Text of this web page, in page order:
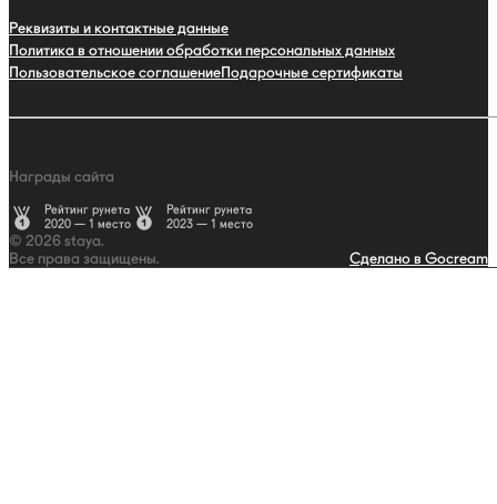
Реквизиты и контактные данные
Политика в отношении обработки персональных данных
Пользовательское соглашениеПодарочные сертификаты
Награды сайта
Рейтинг рунета
2020 — 1 место
Рейтинг рунета
2023 — 1 место
© 2026 staya.
Все права защищены.
Сделано в Gocream